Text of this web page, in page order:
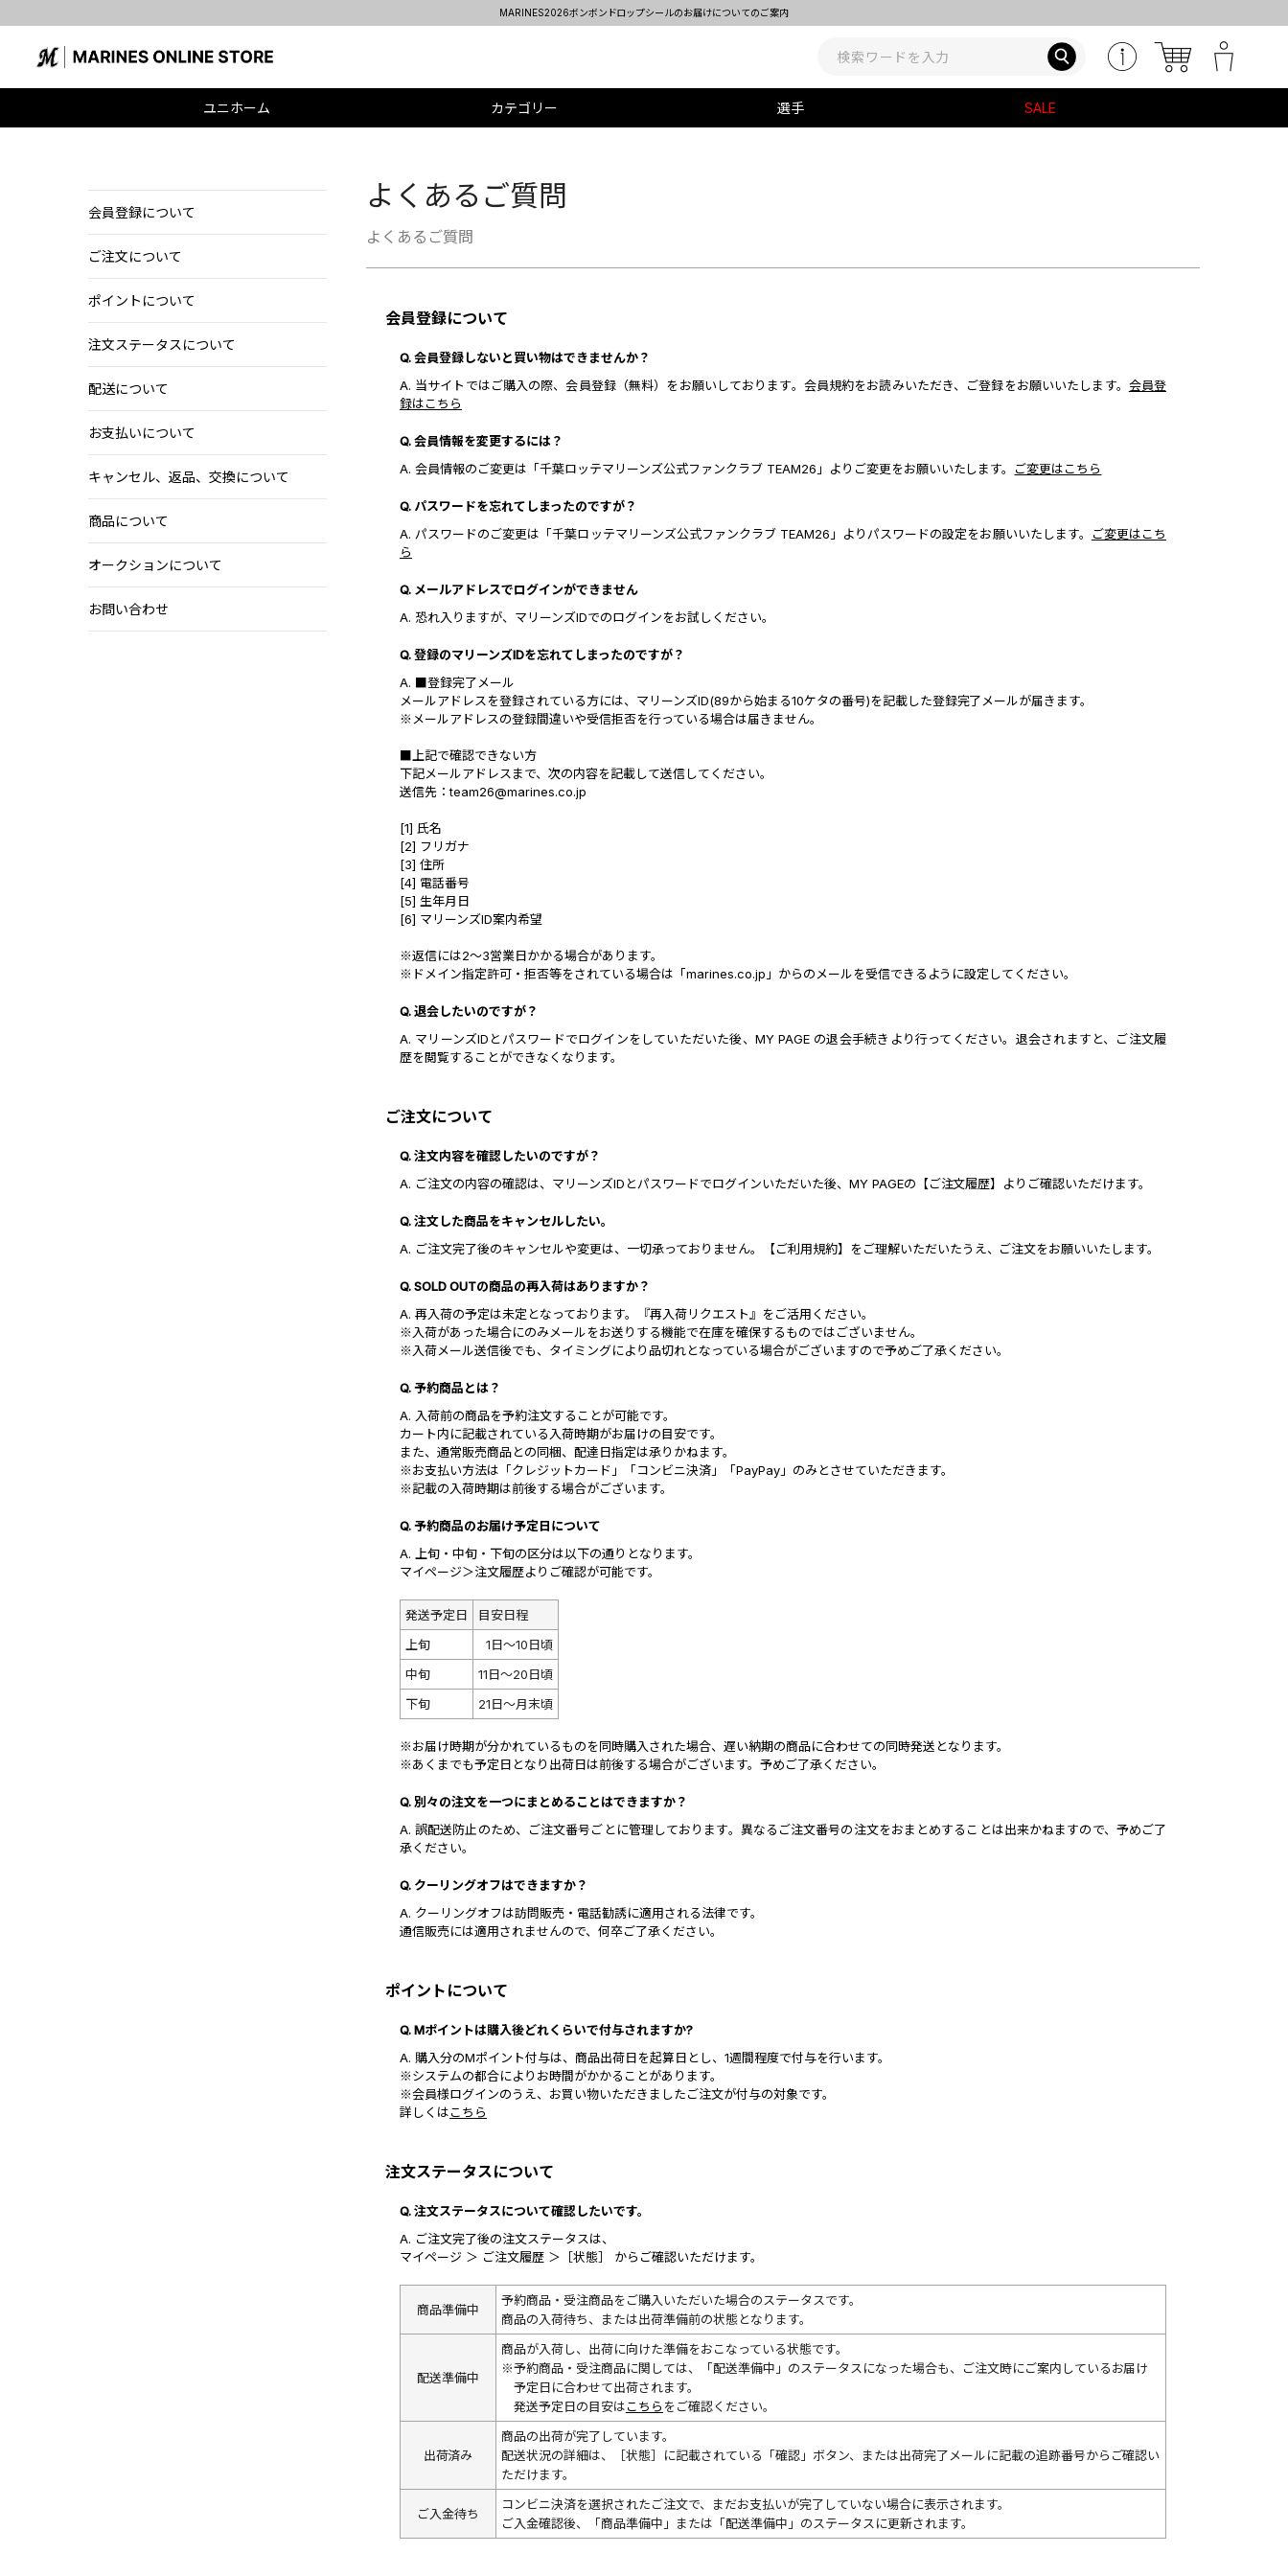
MARINES2026ボンボンドロップシールのお届けについてのご案内
ユニホーム カテゴリー 選手 SALE
よくあるご質問
よくあるご質問
会員登録について
Q. 会員登録しないと買い物はできませんか？
A. 当サイトではご購入の際、会員登録（無料）をお願いしております。会員規約をお読みいただき、ご登録をお願いいたします。 会員登
録はこちら
Q. 会員情報を変更するには？
A. 会員情報のご変更は「千葉ロッテマリーンズ公式ファンクラブ TEAM26」よりご変更をお願いいたします。 ご変更はこちら
Q. パスワードを忘れてしまったのですが？
A. パスワードのご変更は「千葉ロッテマリーンズ公式ファンクラブ TEAM26」よりパスワードの設定をお願いいたします。
ご変更はこち
ら
Q. メールアドレスでログインができません
A. 恐れ入りますが、マリーンズIDでのログインをお試しください。
Q. 登録のマリーンズIDを忘れてしまったのですが？
A. ■登録完了メール
メールアドレスを登録されている方には、マリーンズID(89から始まる10ケタの番号)を記載した登録完了メールが届きます。
※メールアドレスの登録間違いや受信拒否を行っている場合は届きません。
■上記で確認できない方
下記メールアドレスまで、次の内容を記載して送信してください。
送信先：team26@marines.co.jp
[1] 氏名
[2] フリガナ
[3] 住所
[4] 電話番号
[5] 生年月日
[6] マリーンズID案内希望
※返信には2～3営業日かかる場合があります。
※ドメイン指定許可・拒否等をされている場合は「marines.co.jp」からのメールを受信できるように設定してください。
Q. 退会したいのですが？
A. マリーンズIDとパスワードでログインをしていただいた後、MY PAGE の退会手続きより行ってください。退会されますと、ご注文履
歴を閲覧することができなくなります。
ご注文について
Q. 注文内容を確認したいのですが？
A. ご注文の内容の確認は、マリーンズIDとパスワードでログインいただいた後、MY PAGEの【ご注文履歴】よりご確認いただけます。
Q. 注文した商品をキャンセルしたい。
A. ご注文完了後のキャンセルや変更は、一切承っておりません。【ご利用規約】をご理解いただいたうえ、ご注文をお願いいたします。
Q. SOLD OUTの商品の再入荷はありますか？
A. 再入荷の予定は未定となっております。『再入荷リクエスト』をご活用ください。
※入荷があった場合にのみメールをお送りする機能で在庫を確保するものではございません。
※入荷メール送信後でも、タイミングにより品切れとなっている場合がございますので予めご了承ください。
Q. 予約商品とは？
A. 入荷前の商品を予約注文することが可能です。
カート内に記載されている入荷時期がお届けの目安です。
また、通常販売商品との同梱、配達日指定は承りかねます。
※お支払い方法は「クレジットカード」「コンビニ決済」「PayPay」のみとさせていただきます。
※記載の入荷時期は前後する場合がございます。
Q. 予約商品のお届け予定日について
A. 上旬・中旬・下旬の区分は以下の通りとなります。
マイページ＞注文履歴よりご確認が可能です。
発送予定日
目安日程
上旬
1日～10日頃
中旬
11日～20日頃
下旬
21日～月末頃
※お届け時期が分かれているものを同時購入された場合、遅い納期の商品に合わせての同時発送となります。
※あくまでも予定日となり出荷日は前後する場合がございます。予めご了承ください。
Q. 別々の注文を一つにまとめることはできますか？
A. 誤配送防止のため、ご注文番号ごとに管理しております。異なるご注文番号の注文をおまとめすることは出来かねますので、予めご了
承ください。
Q. クーリングオフはできますか？
A. クーリングオフは訪問販売・電話勧誘に適用される法律です。
通信販売には適用されませんので、何卒ご了承ください。
ポイントについて
Q. Mポイントは購入後どれくらいで付与されますか?
A. 購入分のMポイント付与は、商品出荷日を起算日とし、1週間程度で付与を行います。
※システムの都合によりお時間がかかることがあります。
※会員様ログインのうえ、お買い物いただきましたご注文が付与の対象です。
詳しくはこちら
注文ステータスについて
Q. 注文ステータスについて確認したいです。
A. ご注文完了後の注文ステータスは、
マイページ ＞ ご注文履歴 ＞［状態］ からご確認いただけます。
商品準備中
予約商品・受注商品をご購入いただいた場合のステータスです。
商品の入荷待ち、または出荷準備前の状態となります。
配送準備中
商品が入荷し、出荷に向けた準備をおこなっている状態です。
※予約商品・受注商品に関しては、「配送準備中」のステータスになった場合も、ご注文時にご案内しているお届け
予定日に合わせて出荷されます。
発送予定日の目安はこちら をご確認ください。
出荷済み
商品の出荷が完了しています。
配送状況の詳細は、［状態］に記載されている「確認」ボタン、または出荷完了メールに記載の追跡番号からご確認い
ただけます。
ご入金待ち
コンビニ決済を選択されたご注文で、まだお支払いが完了していない場合に表示されます。
ご入金確認後、「商品準備中」または「配送準備中」のステータスに更新されます。
会員登録について
ご注文について
ポイントについて
注文ステータスについて
配送について
お支払いについて
キャンセル、返品、交換について
商品について
オークションについて
お問い合わせ